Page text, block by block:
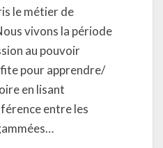
le métier de
vivons la période
au pouvoir
pour apprendre/
en lisant
entre les